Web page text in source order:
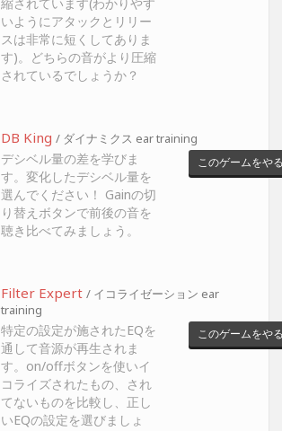
いようにアタックとリリー
スは非常に短くしてありま
す)。どちらの音がより圧縮
されているでしょうか？
DB King / ダイナミクス ear training
デシベル量の差を学びま
す。変化したデシベル量を
選んでください！ Gainの切
り替えボタンで前後の音を
聴き比べてみましょう。
このゲームをや
Filter Expert / イコライゼーション ear
training
特定の設定が施されたEQを
通して音源が再生されま
す。on/offボタンを使いイ
コライズされたもの、され
てないものを比較し、正し
いEQの設定を選びましょ
このゲームをや